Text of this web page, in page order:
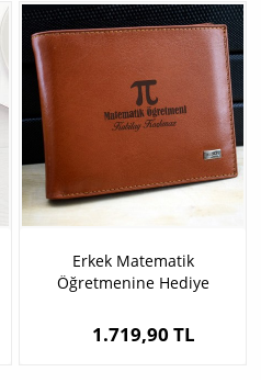
Erkek Matematik
Öğretmenine Hediye
1.719,90 TL